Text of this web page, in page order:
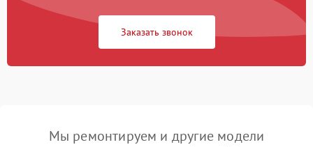
Заказать звонок
Мы ремонтируем и другие модели